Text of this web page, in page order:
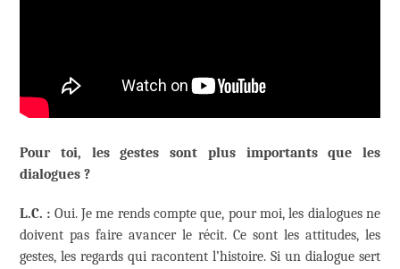
Pour toi, les gestes sont plus importants que les
dialogues ?
L.C. : Oui. Je me rends compte que, pour moi, les dialogues ne
doivent pas faire avancer le récit. Ce sont les attitudes, les
gestes, les regards qui racontent l’histoire. Si un dialogue sert